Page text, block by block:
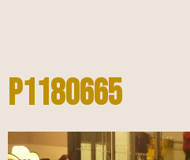
P1180665